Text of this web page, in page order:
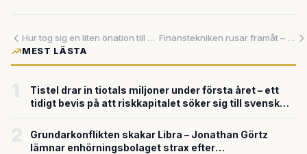
Hur tog sig en liten önation till VM – med hjälp av maskininlärning?
Finanstekniken rusar framåt – tillsynen stampar på stället
MEST LÄSTA
Tistel drar in tiotals miljoner under första året – ett
tidigt bevis på att riskkapitalet söker sig till svensk
Grundarkonflikten skakar Libra – Jonathan Görtz
lämnar enhörningsbolaget strax efter